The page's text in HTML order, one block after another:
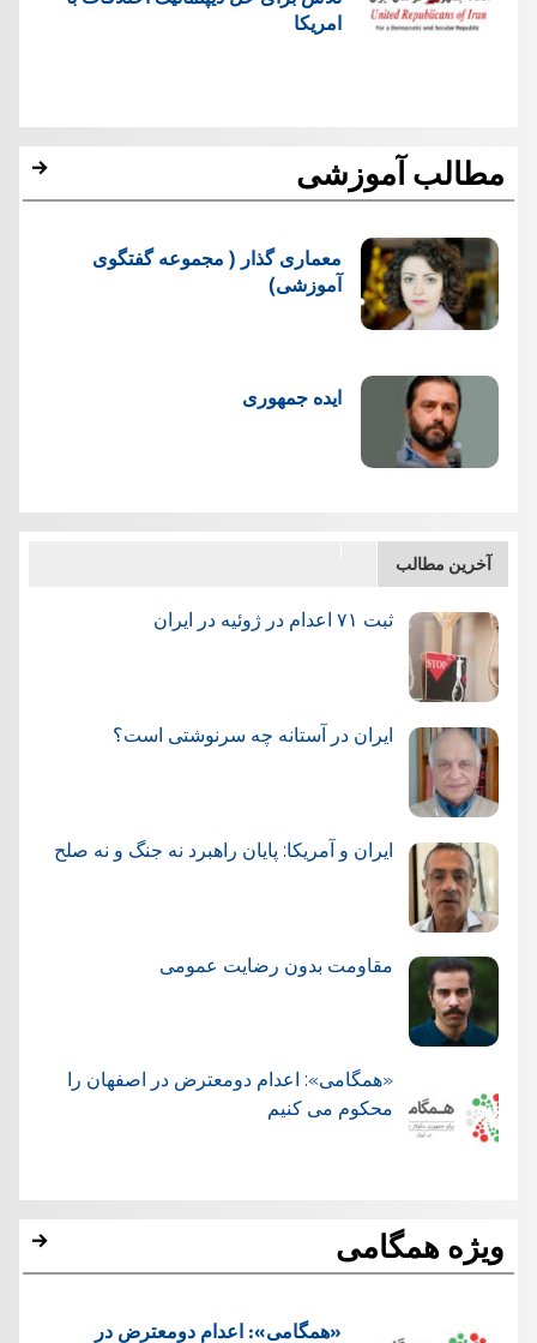
امریکا
مطالب آموزشی
معماری گذار ( مجموعه گفتگوی
آموزشی)
ایده جمهوری
آخرین مطالب
ثبت ۷۱ اعدام در ژوئيه در ایران
ایران در آستانه چه سرنوشتی است؟
ایران و آمریکا: پایان راهبرد نه جنگ و نه صلح
مقاومت بدون رضایت عمومی
«همگامی»: اعدام دومعترض در اصفهان را
محکوم می کنیم
ویژه همگامی
«همگامی»: اعدام دومعترض در